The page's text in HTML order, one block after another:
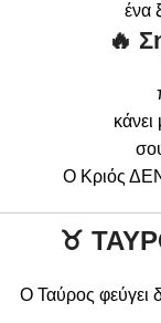
ένα
🔥
κάνει
Ο Κριός ΔΕΝ
♉
Ο Ταύρος φεύγει